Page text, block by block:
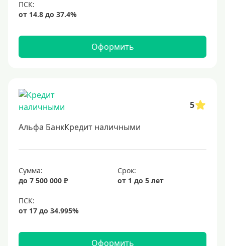
Оформить
5
Альфа БанкКредит наличными
Сумма:
до 7 500 000 ₽
Срок:
от 1 до 5 лет
Оформить